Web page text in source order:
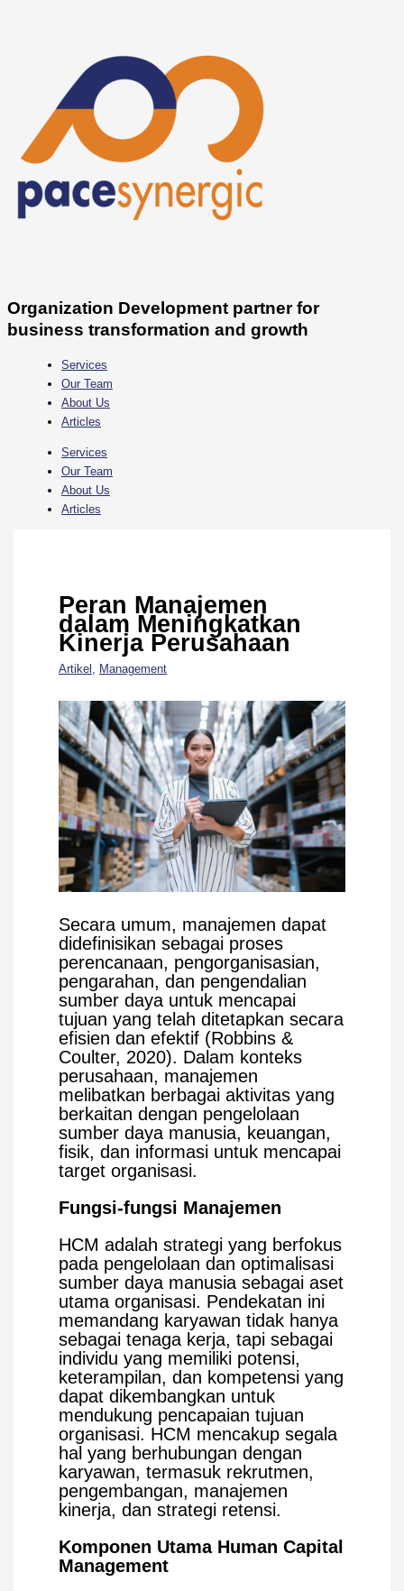
Organization Development partner for
business transformation and growth
Services
Our Team
About Us
Articles
Services
Our Team
About Us
Articles
Peran Manajemen
dalam Meningkatkan
Kinerja Perusahaan
Artikel , Management
Secara umum, manajemen dapat
didefinisikan sebagai proses
perencanaan, pengorganisasian,
pengarahan, dan pengendalian
sumber daya untuk mencapai
tujuan yang telah ditetapkan secara
efisien dan efektif (Robbins &
Coulter, 2020). Dalam konteks
perusahaan, manajemen
melibatkan berbagai aktivitas yang
berkaitan dengan pengelolaan
sumber daya manusia, keuangan,
fisik, dan informasi untuk mencapai
target organisasi.
Fungsi-fungsi Manajemen
HCM adalah strategi yang berfokus
pada pengelolaan dan optimalisasi
sumber daya manusia sebagai aset
utama organisasi. Pendekatan ini
memandang karyawan tidak hanya
sebagai tenaga kerja, tapi sebagai
individu yang memiliki potensi,
keterampilan, dan kompetensi yang
dapat dikembangkan untuk
mendukung pencapaian tujuan
organisasi. HCM mencakup segala
hal yang berhubungan dengan
karyawan, termasuk rekrutmen,
pengembangan, manajemen
kinerja, dan strategi retensi.
Komponen Utama Human Capital
Management